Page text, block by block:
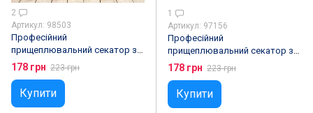
2
Артикул: 98503
Професійний
прищеплювальний секатор з 3
ножами для обрізки і
щеплення дерев Titan
Professional Grafting Tool
178 грн 223 грн
Купити
1
Артикул: 97156
Професійний
прищеплювальний секатор з
прищеплювальною стрічкою і
3 ножами для обрізки і
щеплення дерев Titan
Professional Grafting Tool
178 грн 223 грн
Купити